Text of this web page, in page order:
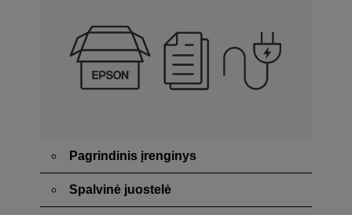
Pagrindinis įrenginys
Spalvinė juostelė